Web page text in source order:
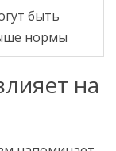
быть
нормы
на